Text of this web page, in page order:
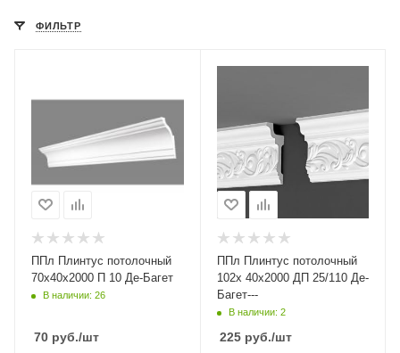
ФИЛЬТР
ППл Плинтус потолочный
70х40х2000 П 10 Де-Багет
В наличии: 26
70 руб./шт
ППл Плинтус потолочный
102х 40х2000 ДП 25/110 Де-
Багет---
В наличии: 2
225руб./шт